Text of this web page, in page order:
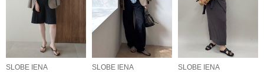
SLOBE IENA
SLOBE IENA
SLOBE IENA